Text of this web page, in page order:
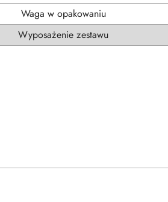
Waga w opakowaniu
Wyposażenie zestawu